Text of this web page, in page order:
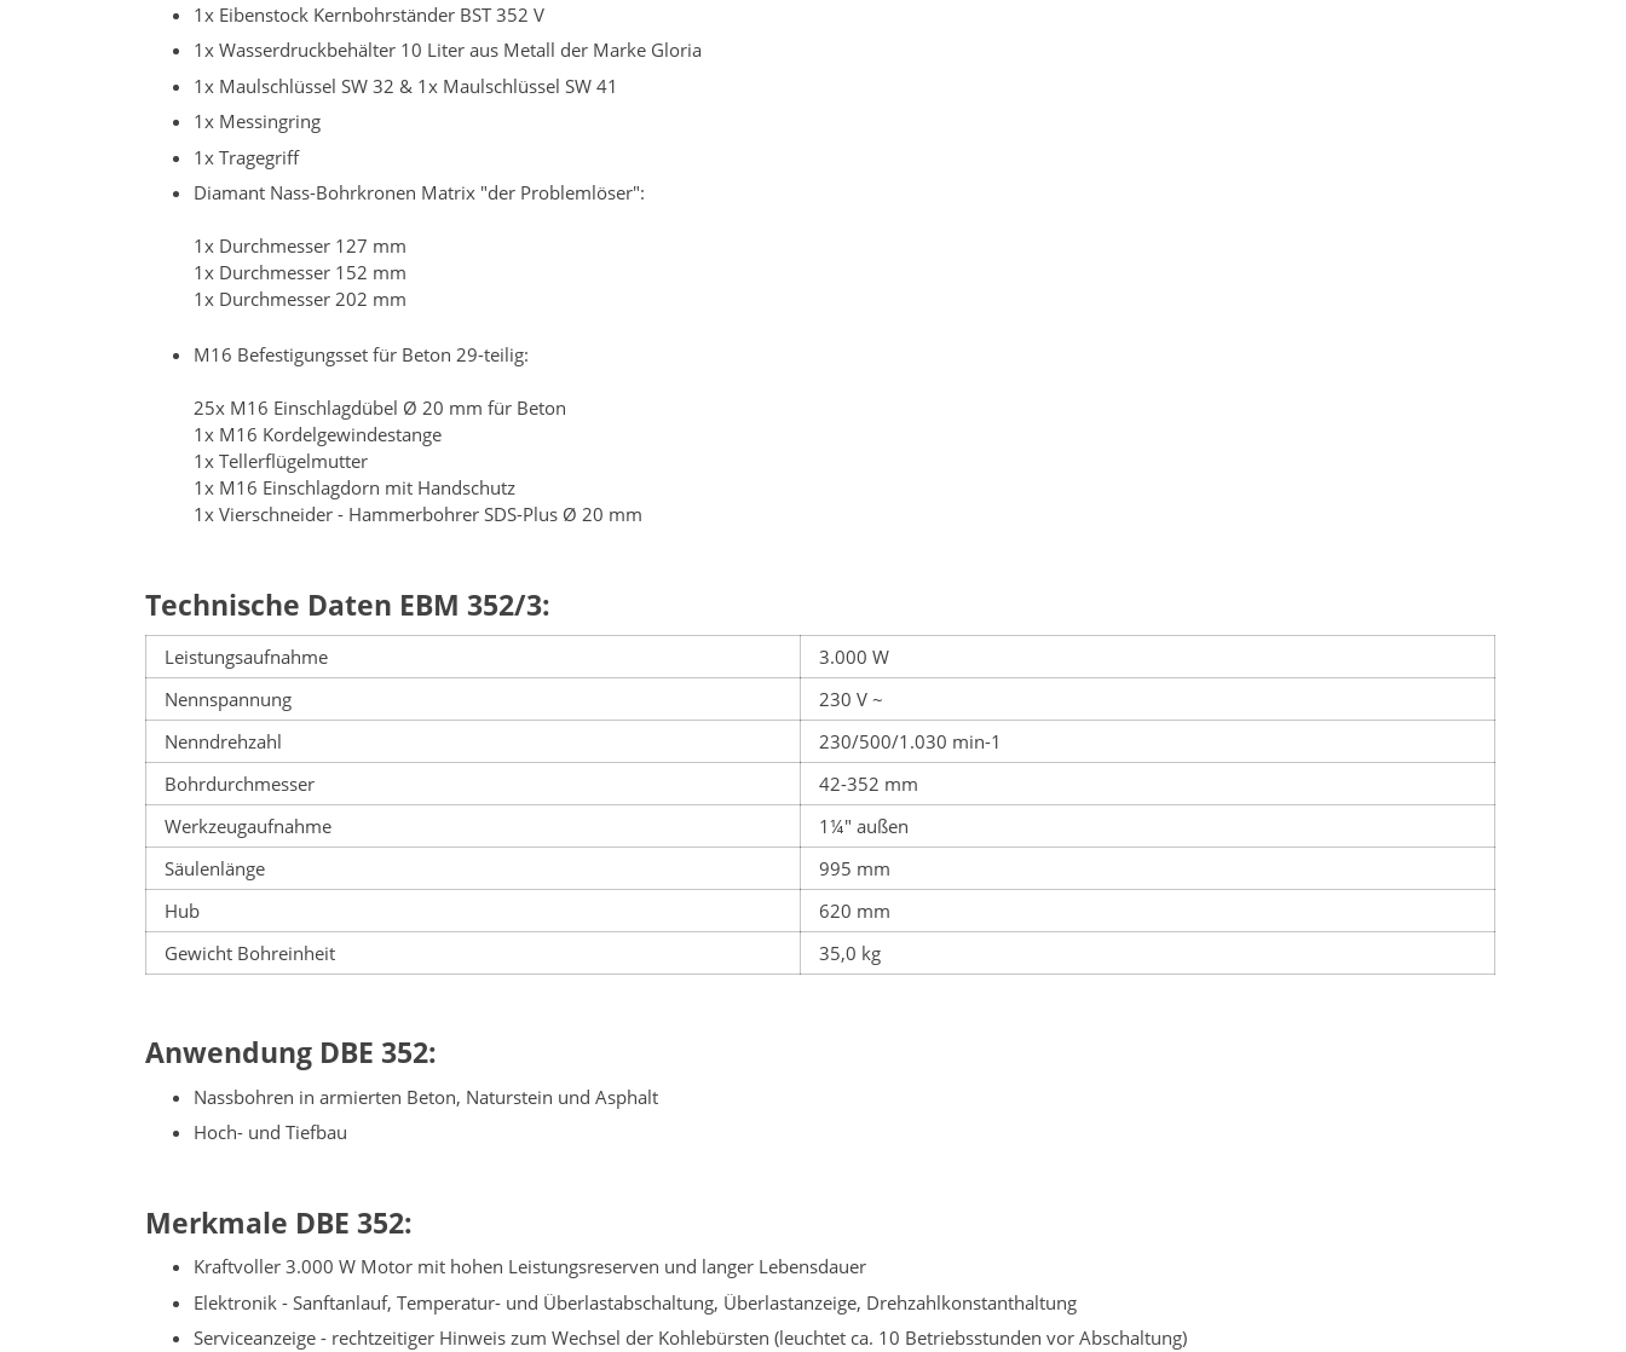
1x Eibenstock Kernbohrständer BST 352 V
1x Wasserdruckbehälter 10 Liter aus Metall der Marke Gloria
1x Maulschlüssel SW 32 & 1x Maulschlüssel SW 41
1x Messingring
1x Tragegriff
Diamant Nass-Bohrkronen Matrix "der Problemlöser":
1x Durchmesser 127 mm
1x Durchmesser 152 mm
1x Durchmesser 202 mm
M16 Befestigungsset für Beton 29-teilig:
25x M16 Einschlagdübel Ø 20 mm für Beton
1x M16 Kordelgewindestange
1x Tellerflügelmutter
1x M16 Einschlagdorn mit Handschutz
1x Vierschneider - Hammerbohrer SDS-Plus Ø 20 mm
Technische Daten EBM 352/3:
Leistungsaufnahme
3.000 W
Nennspannung
230 V ~
Nenndrehzahl
230/500/1.030 min-1
Bohrdurchmesser
42-352 mm
Werkzeugaufnahme
1¼" außen
Säulenlänge
995 mm
Hub
620 mm
Gewicht Bohreinheit
35,0 kg
Anwendung DBE 352:
Nassbohren in armierten Beton, Naturstein und Asphalt
Hoch- und Tiefbau
Merkmale DBE 352:
Kraftvoller 3.000 W Motor mit hohen Leistungsreserven und langer Lebensdauer
Elektronik - Sanftanlauf, Temperatur- und Überlastabschaltung, Überlastanzeige, Drehzahlkonstanthaltung
Serviceanzeige - rechtzeitiger Hinweis zum Wechsel der Kohlebürsten (leuchtet ca. 10 Betriebsstunden vor Abschaltung)